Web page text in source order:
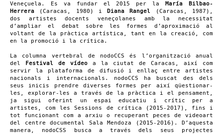
Veneçuela. Es va fundar el 2015 per laMaría Bilbao-
Herrera (Caracas, 1980) iDiana Rangel
(Caracas, 1987),
dos artistes docents veneçolanes amb la necessitat
d’ampliar el debat sobre les formes d’aproximació al
voltant de la pràctica artística, tant en la creació, com
en la promoció i la crítica.
La columna vertebral de nodoCCS és l’organització anual
del Festival de vídeo a la ciutat de Caracas, així com
servir la plataforma de difusió i enllaç entre artistes
nacionals i internacionals. nodoCCS ha buscat des dels
seus inicis prendre diverses formes per així qüestionar-
les, explorar-les a través de la pràctica i el pensament,
ja sigui oferint un espai educatiu i crític per a
artistes, com les Sessions de crítica (2015-2017), fins i
tot funcionant com a arxiu o recuperant peces de videoart
del centre documental Sala Mendoza (2015-2016). D’aquesta
manera, nodoCSS busca a través dels seus projectes